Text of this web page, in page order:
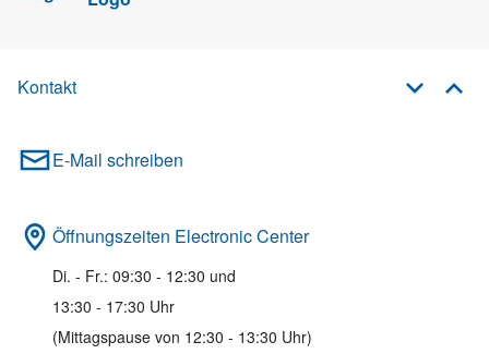
Kontakt
E-Mail schreiben
Öffnungszeiten Electronic Center
Di. - Fr.: 09:30 - 12:30 und
13:30 - 17:30 Uhr
(Mittagspause von 12:30 - 13:30 Uhr)